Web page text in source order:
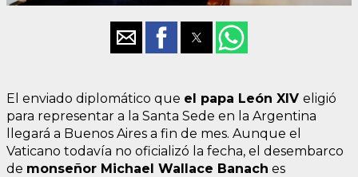
El enviado diplomático que el papa León XIV eligió
para representar a la Santa Sede en la Argentina
llegará a Buenos Aires a fin de mes. Aunque el
Vaticano todavía no oficializó la fecha, el desembarco
de monseñor Michael Wallace Banach es